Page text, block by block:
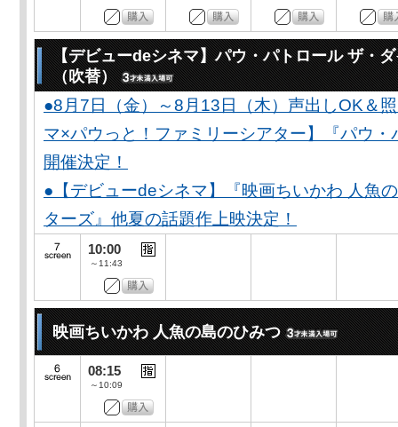
【デビューdeシネマ】パウ・パトロール ザ・
（吹替）
●8月7日（金）～8月13日（木）声出しOK＆
マ×パウっと！ファミリーシアター】『パウ
開催決定！
●【デビューdeシネマ】『映画ちいかわ 人魚
ターズ』他夏の話題作上映決定！
10:00
～11:43
映画ちいかわ 人魚の島のひみつ
08:15
～10:09